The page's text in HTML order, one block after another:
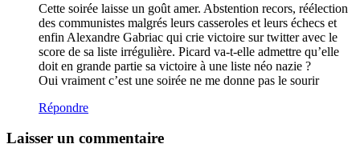
Cette soirée laisse un goût amer. Abstention recors, réélection
des communistes malgrés leurs casseroles et leurs échecs et
enfin Alexandre Gabriac qui crie victoire sur twitter avec le
score de sa liste irrégulière. Picard va-t-elle admettre qu’elle
doit en grande partie sa victoire à une liste néo nazie ?
Oui vraiment c’est une soirée ne me donne pas le sourir
Répondre
Laisser un commentaire